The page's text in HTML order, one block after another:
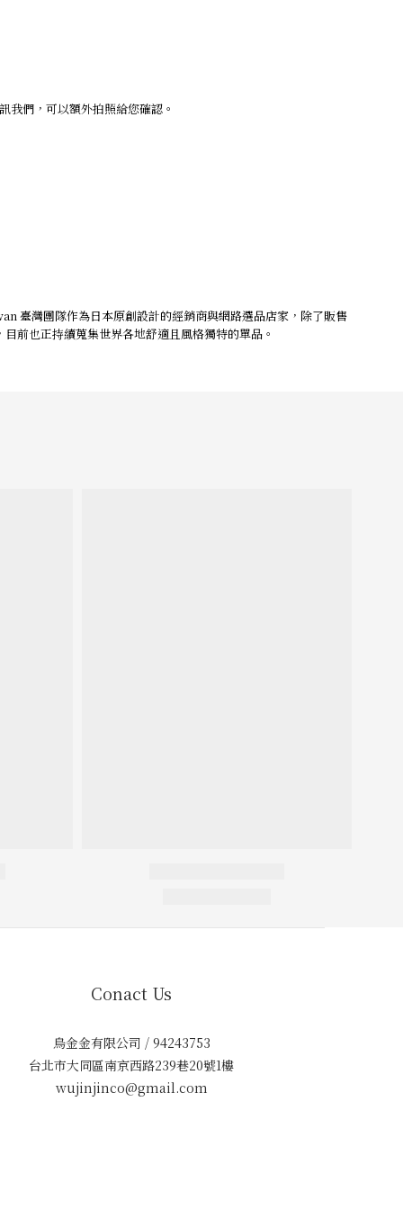
我們，可以額外拍照給您確認。
臺灣團隊作為日本原創設計的經銷商與網路選品店家，除了販售
前也正持續蒐集世界各地舒適且風格獨特的單品。
Conact Us
烏金金有限公司 / 94243753
台北市大同區南京西路239巷20號1樓
wujinjinco@gmail.com